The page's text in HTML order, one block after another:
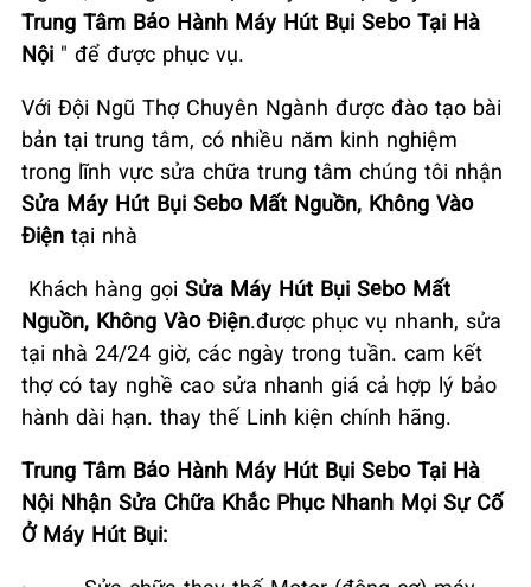
Trung Tâm Bảo Hành Máy Hút Bụi Sebo Tại Hà
Nội " để được phục vụ.
Với Đội Ngũ Thợ Chuyên Ngành được đào tạo bài
bản tại trung tâm, có nhiều năm kinh nghiệm
trong lĩnh vực sửa chữa trung tâm chúng tôi nhận
Sửa Máy Hút Bụi Sebo Mất Nguồn, Không Vào
Điện tại nhà
Khách hàng gọi Sửa Máy Hút Bụi Sebo Mất
Nguồn, Không Vào Điện.được phục vụ nhanh, sửa
tại nhà 24/24 giờ, các ngày trong tuần. cam kết
thợ có tay nghề cao sửa nhanh giá cả hợp lý bảo
hành dài hạn. thay thế Linh kiện chính hãng.
Trung Tâm Bảo Hành Máy Hút Bụi Sebo Tại Hà
Nội Nhận Sửa Chữa Khắc Phục Nhanh Mọi Sự Cố
Ở Máy Hút Bụi: